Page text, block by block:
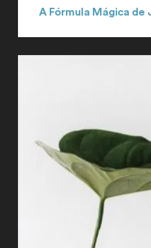
A Fórmula Mágica